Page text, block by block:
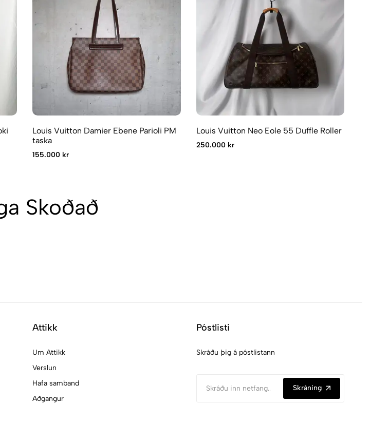
Louis Vuitton Damier Ebene Parioli PM
taska
155.000 kr
Louis Vuitton Neo Eole 55 Duffle Roller
250.000 kr
Skoðað
Attikk
Um Attikk
Verslun
Hafa samband
Aðgangur
Póstlisti
Skráðu þig á póstlistann
Skráning